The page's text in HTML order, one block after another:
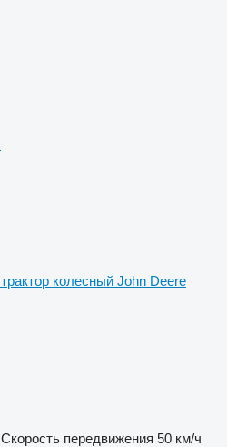
трактор колесный John Deere
Скорость передвижения 50 км/ч